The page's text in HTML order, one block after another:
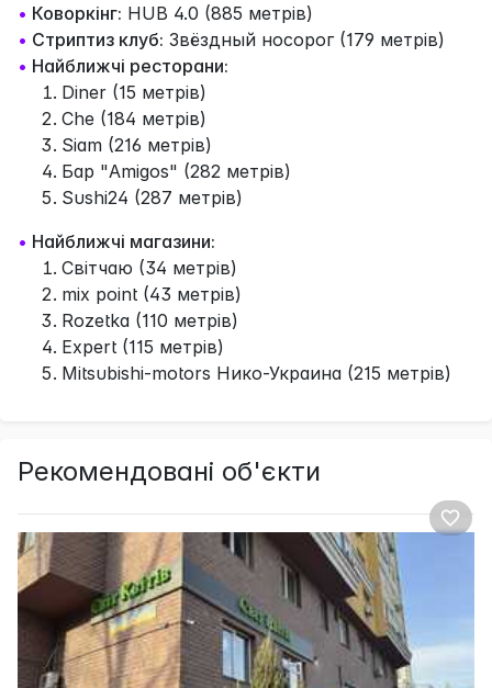
• Коворкінг: HUB 4.0 (885 метрів)
• Стриптиз клуб: Звёздный носорог (179 метрів)
• Найближчі ресторани:
Diner (15 метрів)
Che (184 метрів)
Siam (216 метрів)
Бар "Amigos" (282 метрів)
Sushi24 (287 метрів)
• Найближчі магазини:
Світчаю (34 метрів)
mix point (43 метрів)
Rozetka (110 метрів)
Expert (115 метрів)
Mitsubishi-motors Нико-Украина (215 метрів)
Рекомендовані об'єкти